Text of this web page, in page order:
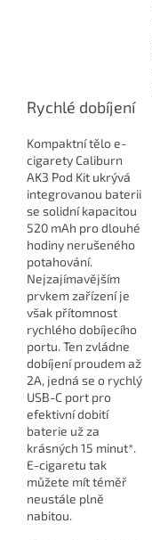
Rychlé dobíjení
Kompaktní tělo e-
cigarety Caliburn
AK3 Pod Kit ukrývá
integrovanou baterii
se solidní kapacitou
520 mAh pro dlouhé
hodiny nerušeného
potahování.
Nejzajímavějším
prvkem zařízení je
však přítomnost
rychlého dobíjecího
portu. Ten zvládne
dobíjení proudem až
2A, jedná se o rychlý
USB-C port pro
efektivní dobití
baterie už za
krásných 15 minut*.
E-cigaretu tak
můžete mít téměř
neustále plně
nabitou.